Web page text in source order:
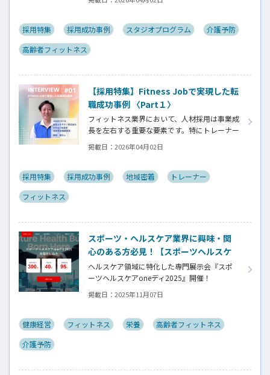
柄や価値観がサービス品質に直結するため
する人材」を見極めることが求められます。
に至った企業様と登録者様の双方より採用や
す。
採用特集 採用成功事例 スタジオプログラム
介護予防
高齢者フィットネス
【採用特集】Fitness Jobで実現した転
職成功事例 〈Part１〉
フィットネス業界において、人材採用は事業成
長を左右する重要な要素です。特にトレーナー
やインストラクターはスキルだけでなく、人
柄や価値観がサービス品質に直結するため
する人材」を見極めることが求められます。
す。
掲載日： 2026年04月02日
採用特集 採用成功事例 地域密着
トレーナー
フィットネス
スポーツ・ヘルスケア業界に興味・関
心のある方必見！【スポーツヘルスケ
アoneディ2025開催！！（＠ベルサー
ル六本木）】
ヘルスケア領域に特化した専門展示会『スポ
ーツヘルスケアoneディ2025』開催！
スポーツヘルスケア市場での販路拡大・協業
式会社Keep upが2025年12月４日（木）にベ
ットワークの方々にご参加いただいておりま
掲載日： 2025年11月07日
健康経営 フィットネス 栄養
高齢者フィットネス
介護予防